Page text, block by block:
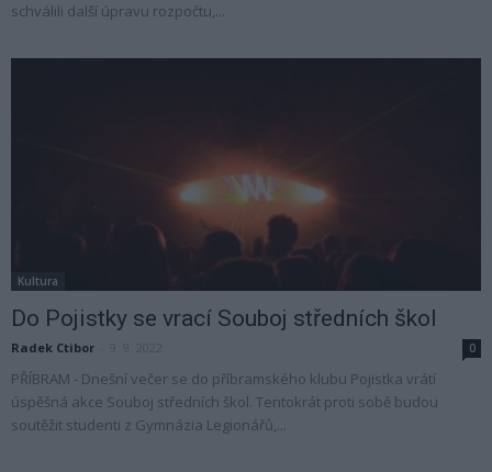
schválili další úpravu rozpočtu,...
Kultura
Do Pojistky se vrací Souboj středních škol
Radek Ctibor 0
PŘÍBRAM - Dnešní večer se do příbramského klubu Pojistka vrátí
úspěšná akce Souboj středních škol. Tentokrát proti sobě budou
soutěžit studenti z Gymnázia Legionářů,...